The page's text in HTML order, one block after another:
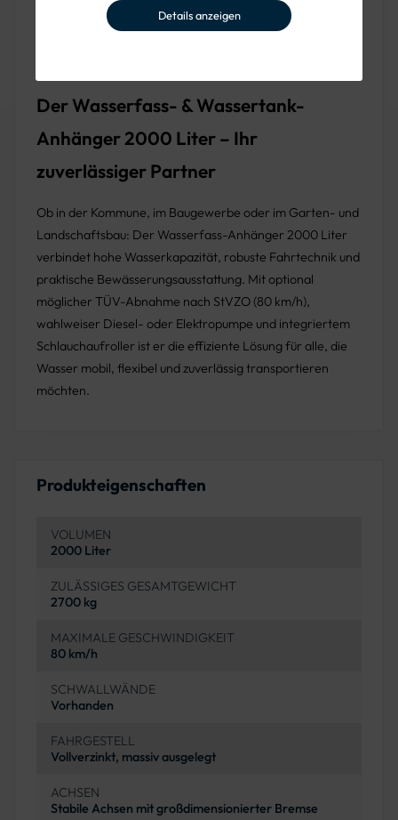
Details anzeigen
von Neupflanzungen, Bäumen, Sträuchern und
Der Wasserfass- & Wassertank-
Anhänger 2000 Liter – Ihr
zuverlässiger Partner
Ob in der Kommune, im Baugewerbe oder im Garten- und
Landschaftsbau: Der Wasserfass-Anhänger 2000 Liter
verbindet hohe Wasserkapazität, robuste Fahrtechnik und
praktische Bewässerungsausstattung. Mit optional
möglicher TÜV-Abnahme nach StVZO (80 km/h),
wahlweiser Diesel- oder Elektropumpe und integriertem
Schlauchaufroller ist er die effiziente Lösung für alle, die
Wasser mobil, flexibel und zuverlässig transportieren
möchten.
Produkteigenschaften
VOLUMEN
2000 Liter
ZULÄSSIGES GESAMTGEWICHT
2700 kg
MAXIMALE GESCHWINDIGKEIT
80 km/h
SCHWALLWÄNDE
Vorhanden
FAHRGESTELL
Vollverzinkt, massiv ausgelegt
ACHSEN
Stabile Achsen mit großdimensionierter Bremse